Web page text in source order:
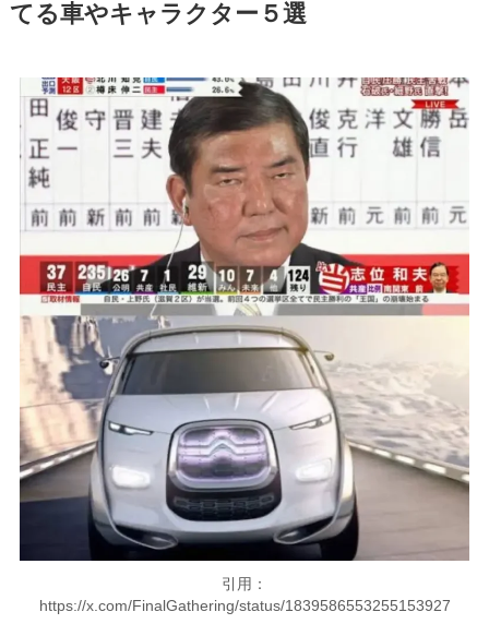
てる車やキャラクター５選
引用：
https://x.com/FinalGathering/status/1839586553255153927